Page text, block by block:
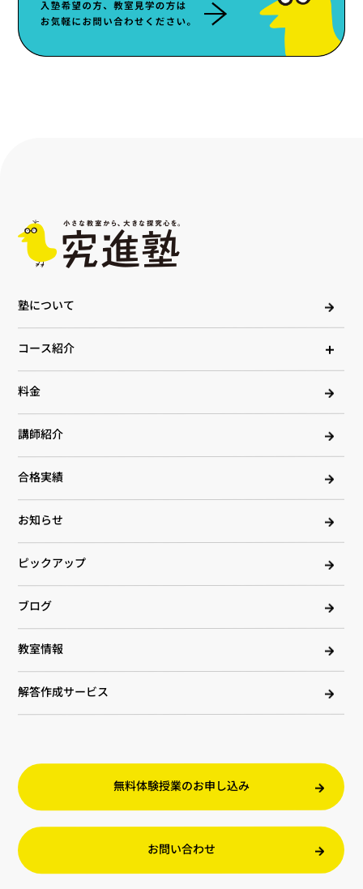
塾について
コース紹介
料金
講師紹介
合格実績
お知らせ
ピックアップ
ブログ
教室情報
解答作成サービス
無料体験授業のお申し込み
お問い合わせ